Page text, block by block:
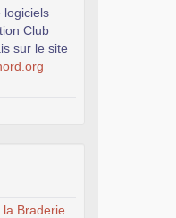
logiciels
Club
sur le site
Braderie